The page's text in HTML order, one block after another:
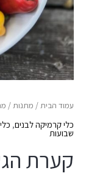
עמוד הבית/ מתנות/
כלי קרמיקה לבנים,
שבועות
קערת